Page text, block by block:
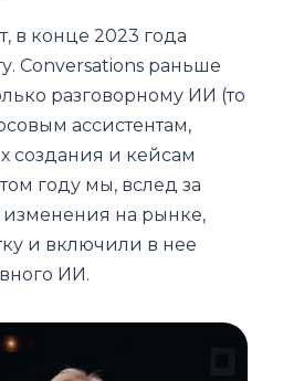
в конце 2023 года
Conversations раньше
разговорному ИИ (то
ассистентам,
создания и кейсам
году мы, вслед за
на рынке,
и включили в нее
ИИ.